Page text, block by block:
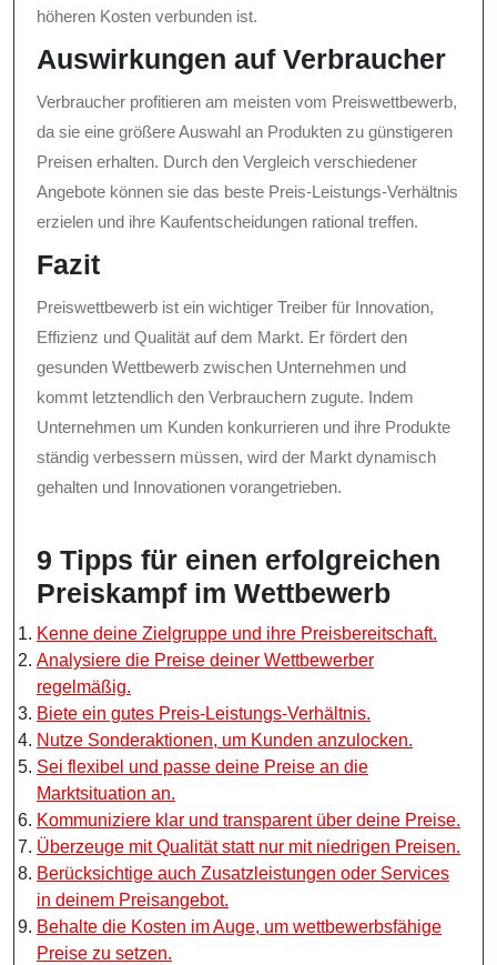
höheren Kosten verbunden ist.
Auswirkungen auf Verbraucher
Verbraucher profitieren am meisten vom Preiswettbewerb,
da sie eine größere Auswahl an Produkten zu günstigeren
Preisen erhalten. Durch den Vergleich verschiedener
Angebote können sie das beste Preis-Leistungs-Verhältnis
erzielen und ihre Kaufentscheidungen rational treffen.
Fazit
Preiswettbewerb ist ein wichtiger Treiber für Innovation,
Effizienz und Qualität auf dem Markt. Er fördert den
gesunden Wettbewerb zwischen Unternehmen und
kommt letztendlich den Verbrauchern zugute. Indem
Unternehmen um Kunden konkurrieren und ihre Produkte
ständig verbessern müssen, wird der Markt dynamisch
gehalten und Innovationen vorangetrieben.
9 Tipps für einen erfolgreichen
Preiskampf im Wettbewerb
Kenne deine Zielgruppe und ihre Preisbereitschaft.
Analysiere die Preise deiner Wettbewerber
regelmäßig.
Biete ein gutes Preis-Leistungs-Verhältnis.
Nutze Sonderaktionen, um Kunden anzulocken.
Sei flexibel und passe deine Preise an die
Marktsituation an.
Kommuniziere klar und transparent über deine Preise.
Überzeuge mit Qualität statt nur mit niedrigen Preisen.
Berücksichtige auch Zusatzleistungen oder Services
in deinem Preisangebot.
Behalte die Kosten im Auge, um wettbewerbsfähige
Preise zu setzen.